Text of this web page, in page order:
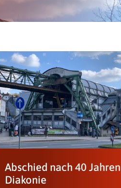
Abschied nach 40 Jahren
Diakonie